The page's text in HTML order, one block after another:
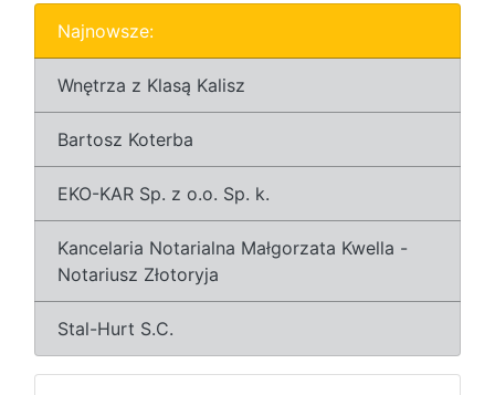
Najnowsze:
Wnętrza z Klasą Kalisz
Bartosz Koterba
EKO-KAR Sp. z o.o. Sp. k.
Kancelaria Notarialna Małgorzata Kwella -
Notariusz Złotoryja
Stal-Hurt S.C.